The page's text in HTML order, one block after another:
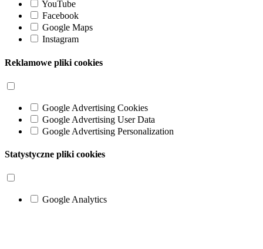
YouTube
Facebook
Google Maps
Instagram
Reklamowe pliki cookies
Google Advertising Cookies
Google Advertising User Data
Google Advertising Personalization
Statystyczne pliki cookies
Google Analytics